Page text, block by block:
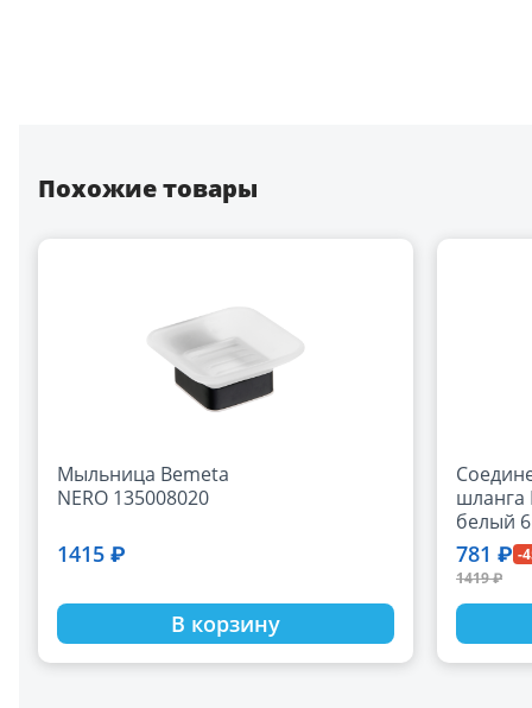
Похожие товары
Мыльница Bemeta
NERO 135008020
1415 ₽
В корзину
шланга
белый
781 ₽ -
1419 ₽